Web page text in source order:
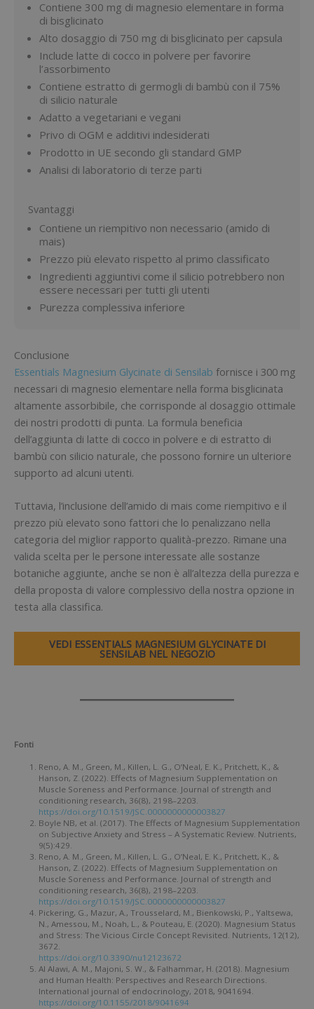
Contiene 300 mg di magnesio elementare in forma
di bisglicinato
Alto dosaggio di 750 mg di bisglicinato per capsula
Include latte di cocco in polvere per favorire
l’assorbimento
Contiene estratto di germogli di bambù con il 75%
di silicio naturale
Adatto a vegetariani e vegani
Privo di OGM e additivi indesiderati
Prodotto in UE secondo gli standard GMP
Analisi di laboratorio di terze parti
Svantaggi
Contiene un riempitivo non necessario (amido di
mais)
Prezzo più elevato rispetto al primo classificato
Ingredienti aggiuntivi come il silicio potrebbero non
essere necessari per tutti gli utenti
Purezza complessiva inferiore
Conclusione
Essentials Magnesium Glycinate di Sensilab fornisce i 300 mg
necessari di magnesio elementare nella forma bisglicinata
altamente assorbibile, che corrisponde al dosaggio ottimale
dei nostri prodotti di punta. La formula beneficia
dell’aggiunta di latte di cocco in polvere e di estratto di
bambù con silicio naturale, che possono fornire un ulteriore
supporto ad alcuni utenti.
Tuttavia, l’inclusione dell’amido di mais come riempitivo e il
prezzo più elevato sono fattori che lo penalizzano nella
categoria del miglior rapporto qualità-prezzo. Rimane una
valida scelta per le persone interessate alle sostanze
botaniche aggiunte, anche se non è all’altezza della purezza e
della proposta di valore complessivo della nostra opzione in
testa alla classifica.
VEDI ESSENTIALS MAGNESIUM GLYCINATE DI
SENSILAB NEL NEGOZIO
Fonti
Reno, A. M., Green, M., Killen, L. G., O’Neal, E. K., Pritchett, K., &
Hanson, Z. (2022). Effects of Magnesium Supplementation on
Muscle Soreness and Performance. Journal of strength and
conditioning research, 36(8), 2198–2203.
https://doi.org/10.1519/JSC.0000000000003827
Boyle NB, et al. (2017). The Effects of Magnesium Supplementation
on Subjective Anxiety and Stress – A Systematic Review. Nutrients,
9(5):429.
Reno, A. M., Green, M., Killen, L. G., O’Neal, E. K., Pritchett, K., &
Hanson, Z. (2022). Effects of Magnesium Supplementation on
Muscle Soreness and Performance. Journal of strength and
conditioning research, 36(8), 2198–2203.
https://doi.org/10.1519/JSC.0000000000003827
Pickering, G., Mazur, A., Trousselard, M., Bienkowski, P., Yaltsewa,
N., Amessou, M., Noah, L., & Pouteau, E. (2020). Magnesium Status
and Stress: The Vicious Circle Concept Revisited. Nutrients, 12(12),
3672.
https://doi.org/10.3390/nu12123672
Al Alawi, A. M., Majoni, S. W., & Falhammar, H. (2018). Magnesium
and Human Health: Perspectives and Research Directions.
International journal of endocrinology, 2018, 9041694.
https://doi.org/10.1155/2018/9041694